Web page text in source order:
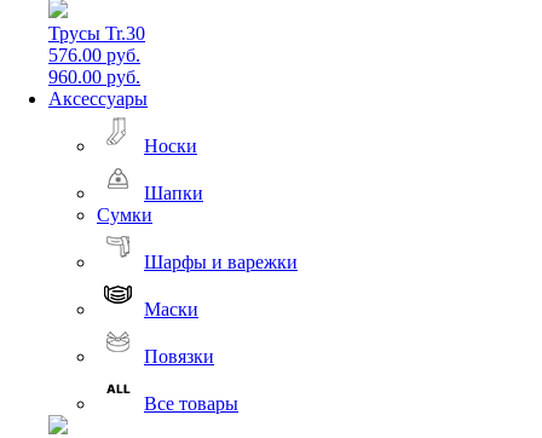
Трусы Tr.30
576.00 руб.
960.00 руб.
Аксессуары
Носки
Шапки
Сумки
Шарфы и варежки
Маски
Повязки
Все товары